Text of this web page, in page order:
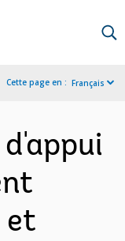
Cette page en : Français
et